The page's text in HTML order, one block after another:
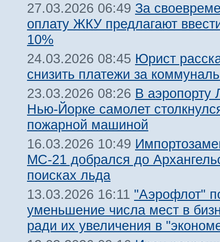
27.03.2026 06:49 За
оплату ЖКУ предлагают
10%
24.03.2026 08:45 Юрист
снизить платежи за
23.03.2026 08:26 В аэропорту
Нью-Йорке самолет
пожарной машиной
16.03.2026 10:49
МС-21 добрался до
поисках льда
13.03.2026 16:11 "Аэрофлот"
уменьшение числа мест в
ради их увеличения в